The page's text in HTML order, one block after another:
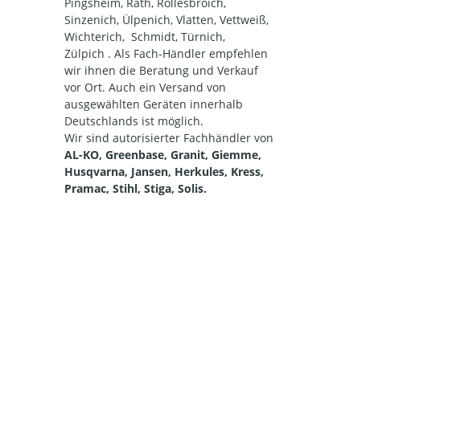
Sinzenich, Ülpenich, Vlatten, Vettweiß,
Wichterich, Schmidt, Türnich,
Zülpich . Als Fach-Händler empfehlen
wir ihnen die Beratung und Verkauf
vor Ort. Auch ein Versand von
ausgewählten Geräten innerhalb
Deutschlands ist möglich.
Wir sind autorisierter Fachhändler von
AL-KO, Greenbase, Granit, Giemme,
Husqvarna, Jansen, Herkules, Kress,
Pramac, Stihl, Stiga, Solis.